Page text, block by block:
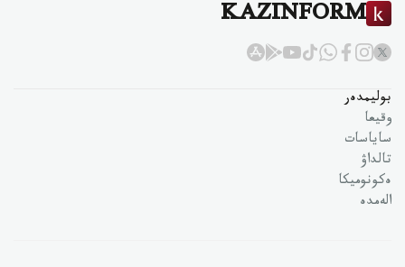
KAZINFORM
بوليمدەر
وقيعا
ساياسات
تالداۋ
ەكونوميكا
الەمدە